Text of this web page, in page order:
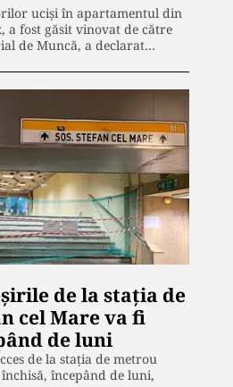
uciși în apartamentul din
a fost găsit vinovat de către
de Muncă, a declarat…
de la staţia de
cel Mare va fi
de luni
de la staţia de metrou
începând de luni,